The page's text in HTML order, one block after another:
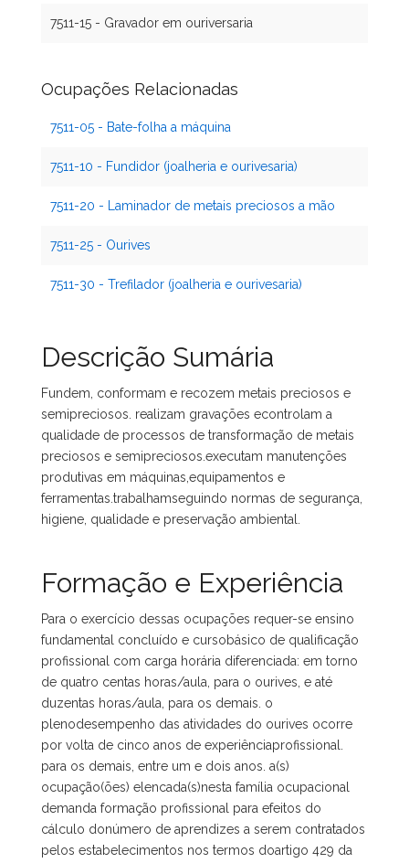
7511-15 - Gravador em ouriversaria
Ocupações Relacionadas
7511-05 - Bate-folha a máquina
7511-10 - Fundidor (joalheria e ourivesaria)
7511-20 - Laminador de metais preciosos a mão
7511-25 - Ourives
7511-30 - Trefilador (joalheria e ourivesaria)
Descrição Sumária
Fundem, conformam e recozem metais preciosos e
semipreciosos. realizam gravações econtrolam a
qualidade de processos de transformação de metais
preciosos e semipreciosos.executam manutenções
produtivas em máquinas,equipamentos e
ferramentas.trabalhamseguindo normas de segurança,
higiene, qualidade e preservação ambiental.
Formação e Experiência
Para o exercício dessas ocupações requer-se ensino
fundamental concluído e cursobásico de qualificação
profissional com carga horária diferenciada: em torno
de quatro centas horas/aula, para o ourives, e até
duzentas horas/aula, para os demais. o
plenodesempenho das atividades do ourives ocorre
por volta de cinco anos de experiênciaprofissional.
para os demais, entre um e dois anos. a(s)
ocupação(ões) elencada(s)nesta família ocupacional
demanda formação profissional para efeitos do
cálculo donúmero de aprendizes a serem contratados
pelos estabelecimentos nos termos doartigo 429 da